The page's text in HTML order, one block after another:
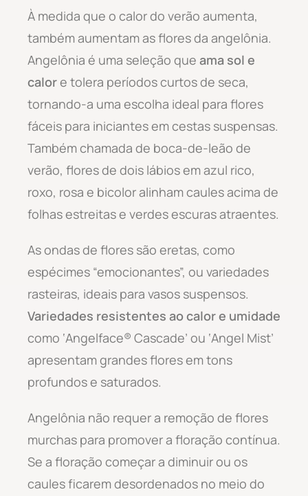
À medida que o calor do verão aumenta,
também aumentam as flores da angelônia.
Angelônia é uma seleção que ama sol e
calore tolera períodos curtos de seca,
tornando-a uma escolha ideal para flores
fáceis para iniciantes em cestas suspensas.
Também chamada de boca-de-leão de
verão, flores de dois lábios em azul rico,
roxo, rosa e bicolor alinham caules acima de
folhas estreitas e verdes escuras atraentes.
As ondas de flores são eretas, como
espécimes “emocionantes”, ou variedades
rasteiras, ideais para vasos suspensos.
Variedades resistentes ao calor e umidade
como ‘Angelface® Cascade’ ou ‘Angel Mist’
apresentam grandes flores em tons
profundos e saturados.
Angelônia não requer a remoção de flores
murchas para promover a floração contínua.
Se a floração começar a diminuir ou os
caules ficarem desordenados no meio do